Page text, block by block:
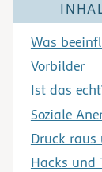
Was
Vorbilder
Ist das
Soziale
Druck raus
Hacks und